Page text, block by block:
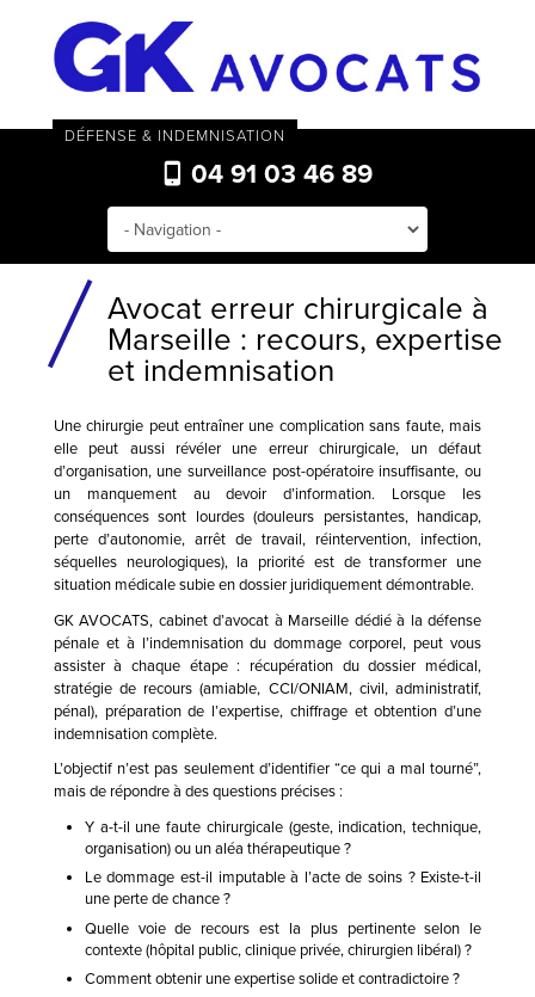
DÉFENSE & INDEMNISATION
04 91 03 46 89
Avocat erreur chirurgicale à
Marseille : recours, expertise
et indemnisation
Une chirurgie peut entraîner une complication sans faute, mais
elle peut aussi révéler une erreur chirurgicale, un défaut
d’organisation, une surveillance post-opératoire insuffisante, ou
un manquement au devoir d’information. Lorsque les
conséquences sont lourdes (douleurs persistantes, handicap,
perte d’autonomie, arrêt de travail, réintervention, infection,
séquelles neurologiques), la priorité est de transformer une
situation médicale subie en dossier juridiquement démontrable.
GK AVOCATS, cabinet d’avocat à Marseille dédié à la défense
pénale et à l’indemnisation du dommage corporel, peut vous
assister à chaque étape : récupération du dossier médical,
stratégie de recours (amiable, CCI/ONIAM, civil, administratif,
pénal), préparation de l’expertise, chiffrage et obtention d’une
indemnisation complète.
L’objectif n’est pas seulement d’identifier “ce qui a mal tourné”,
mais de répondre à des questions précises :
Y a-t-il une faute chirurgicale (geste, indication, technique,
organisation) ou un aléa thérapeutique ?
Le dommage est-il imputable à l’acte de soins ? Existe-t-il
une perte de chance ?
Quelle voie de recours est la plus pertinente selon le
contexte (hôpital public, clinique privée, chirurgien libéral) ?
Comment obtenir une expertise solide et contradictoire ?